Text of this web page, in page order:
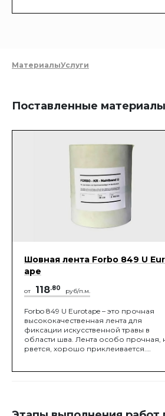
МатериалыУслуги
Поставленные материалы
Шовная лента Forbo 849 U
ape
от 118.80 руб/п.м.
Forbo 849 U Eurotape – это прочная
высококачественная лента для
фиксации искусственной травы в
области шва. Лента особо прочная,
рвется, хорошо приклеивается.